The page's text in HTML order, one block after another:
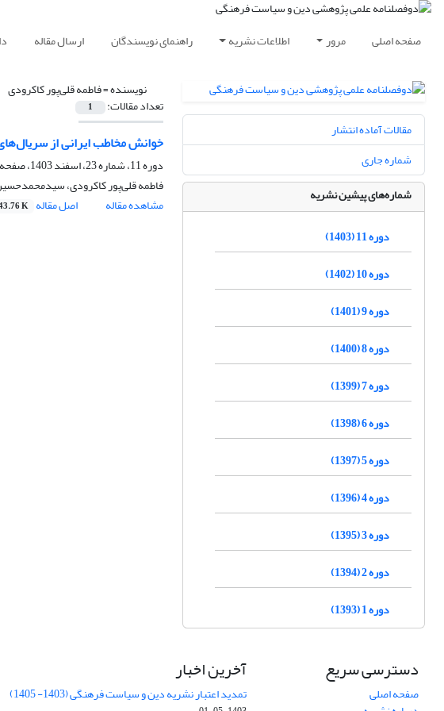
صفحه اصلی مرور اطلاعات نشریه راهنمای نویسندگان ارسال مقاله
نویسنده =فاطمه قلی‌پور کاکرودی
تعداد مقالات: 1
خوانش مخاطب ایرانی‎ ‎از سریال‌های کره‌ای
دوره 11، شماره 23، اسفند 1403، صفحه
فاطمه قلی‌پور کاکرودی،
مشاهده مقاله
اصل مقاله K
مقالات آماده انتشار
شماره جاری
شماره‌های پیشین نشریه
دوره 11 (1403)
دوره 10 (1402)
دوره 9 (1401)
دوره 8 (1400)
دوره 7 (1399)
دوره 6 (1398)
دوره 5 (1397)
دوره 4 (1396)
دوره 3 (1395)
دوره 2 (1394)
دوره 1 (1393)
دسترسی سریع
صفحه اصلی
آخرین اخبار
تمدید اعتبار نشریه دین و سیاست فرهنگی (1403- 1405)